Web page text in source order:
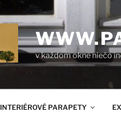
v každom okne niečo
INTERIÉROVÉ PARAPETY